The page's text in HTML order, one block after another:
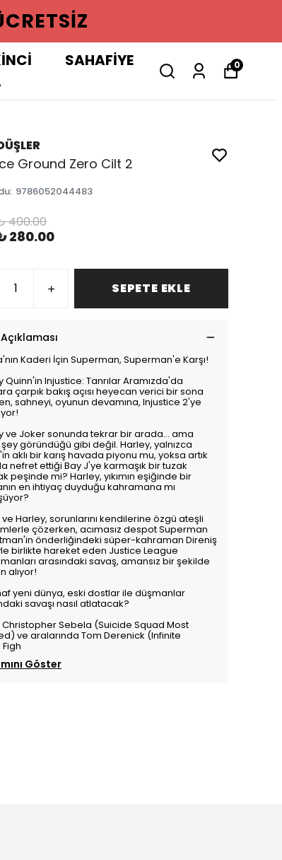
SAHAFİYE 0
Ground Zero Cilt 2
: 9786052044483
400.00
280.00
SEPETE EKLE
Kaderi İçin Superman, Superman'e Karşı!
Quinn'in Injustice: Tanrılar Aramızda'da
çarpık bakış açısı heyecan verici bir sona
sahneyi, oyunun devamına, Injustice 2'ye
ve Joker sonunda tekrar bir arada... ama
göründüğü gibi değil. Harley, yalnızca
aklı bir karış havada piyonu mu, yoksa artık
nefret ettiği Bay J'ye karmaşık bir tuzak
peşinde mi? Harley, yıkımın eşiğinde bir
en ihtiyaç duyduğu kahramana mı
Harley, sorunlarını kendilerine özgü ateşli
çözerken, acımasız despot Superman
önderliğindeki süper-kahraman Direniş
birlikte hareket eden Justice League
arasındaki savaş, amansız bir şekilde
alıyor!
yeni dünya, eski dostlar ile düşmanlar
savaşı nasıl atlatacak?
Christopher Sebela (Suicide Squad Most
ve aralarında Tom Derenick (Infinite
Göster